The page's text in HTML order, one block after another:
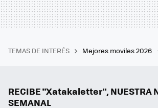
TEMAS DE INTERÉS Mejores moviles 2026
RECIBE "Xatakaletter", NUESTRA
SEMANAL